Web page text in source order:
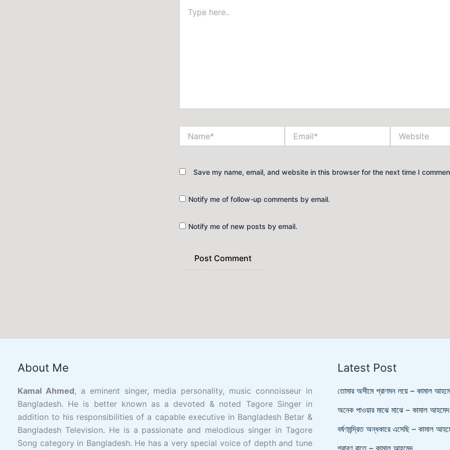
here..
Save my name, email, and website in this browser for the next time I
Notify me of follow-up comments by email.
Notify me of new posts by email.
About Me
Kamal Ahmed, a eminent singer, media personality, music connoisseur in
Bangladesh. He is better known as a devoted & noted Tagore Singer in
addition to his responsibilities of a capable executive in Bangladesh Betar &
Bangladesh Television. He is a passionate and melodious singer in Tagore
Song category in Bangladesh. He has a very special voice of depth and tune
Facebook
YouTube
X LinkedIn Latest Post
তোমার অসীমে প্রাণমন লয়ে – কামাল
অনেক পাওয়ার মাঝে মাঝে – কামাল আহমেদ
বর্ষণমন্দ্রিত অন্ধকারে এসেছি – কামাল